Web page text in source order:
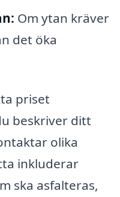
Om ytan kräver
det öka
priset
beskriver ditt
olika
inkluderar
ska asfalteras,